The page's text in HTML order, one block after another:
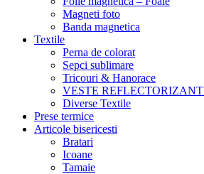
Magneti foto
Banda magnetica
Textile
Perna de colorat
Sepci sublimare
Tricouri & Hanorace
VESTE
Diverse Textile
Prese termice
Articole bisericesti
Bratari
Icoane
Tamaie